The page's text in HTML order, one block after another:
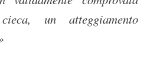
un atteggiamento